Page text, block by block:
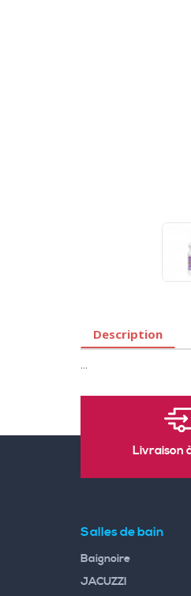
Description
...
Livraison
Salles de bain
Baignoire
JACUZZI